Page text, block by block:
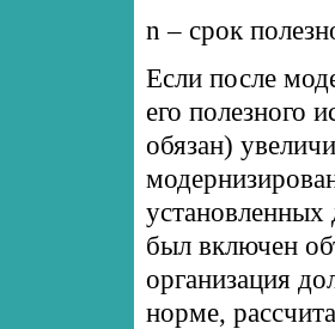
n – срок
Если после
его полезного
обязан)
был включен
организация
норме,